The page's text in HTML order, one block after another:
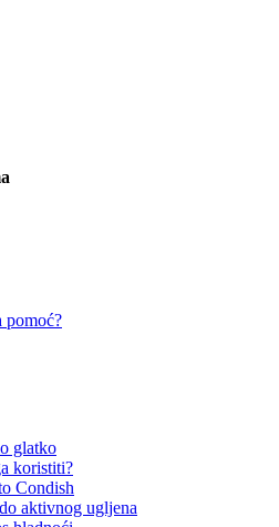
pomoć?
glatko
koristiti?
Condish
aktivnog ugljena